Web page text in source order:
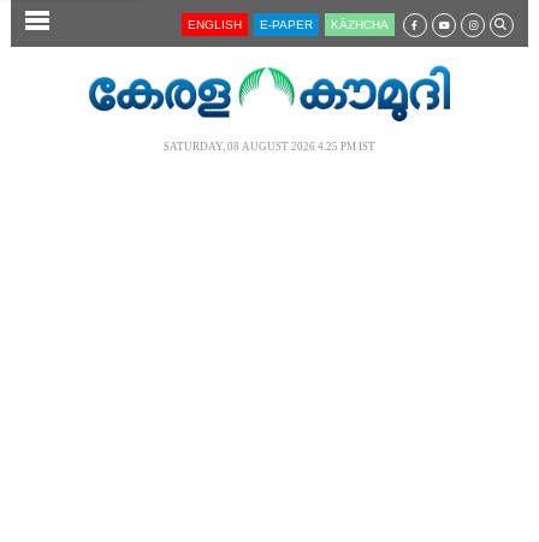
SECTIONS ENGLISH E-PAPER KĀZHCHA
SATURDAY, 08 AUGUST 2026 4.25 PM IST